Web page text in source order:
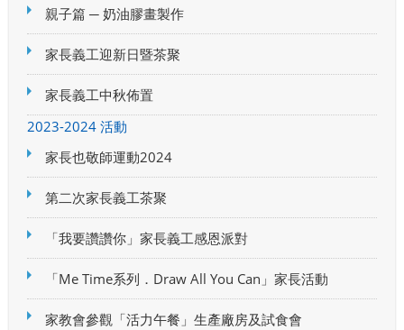
親子篇 ─ 奶油膠畫製作
家長義工迎新日暨茶聚
家長義工中秋佈置
2023-2024 活動
家長也敬師運動2024
第二次家長義工茶聚
「我要讚讚你」家長義工感恩派對
「Me Time系列．Draw All You Can」家長活動
家教會參觀「活力午餐」生產廠房及試食會